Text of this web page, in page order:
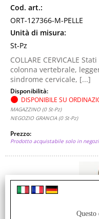
Cod. art.:
ORT-127366-M-PELLE
Unità di misura:
St-Pz
COLLARE CERVICALE
colonna vertebrale,
sindrome cervicale, [...]
Disponibilità:
DISPONIBILE SU
MAGAZZINO (0 St-Pz)
NEGOZIO GRANCIA (0 St-Pz)
Prezzo:
Prodotto acquistabile solo in